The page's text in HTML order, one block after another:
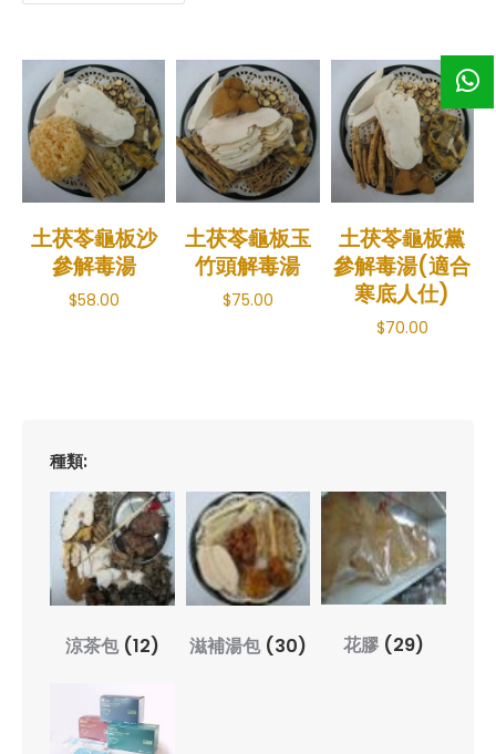
土茯苓龜板沙
參解毒湯
$58.00
土茯苓龜板玉
竹頭解毒湯
$75.00
土茯苓龜板黨
參解毒湯(適合
寒底人仕)
$70.00
種類:
涼茶包 (12) 滋補湯包 (30) 花膠 (29)